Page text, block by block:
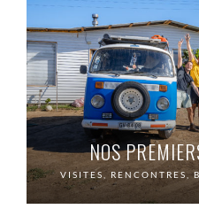
NOS
VISITES, RENCONTRES,